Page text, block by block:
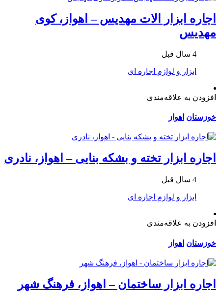
اجاره ابزار الات مهدیس – اهواز، کوی
مهدیس
4 سال قبل
ابزار و لوازم اجاره ای
افزودن به علاقه‌مندی
خوزستان اهواز
اجاره ابزار تخته و بشکه بنایی – اهواز، نادری
4 سال قبل
ابزار و لوازم اجاره ای
افزودن به علاقه‌مندی
خوزستان اهواز
اجاره ابزار ساختمان – اهواز، فرهنگ شهر